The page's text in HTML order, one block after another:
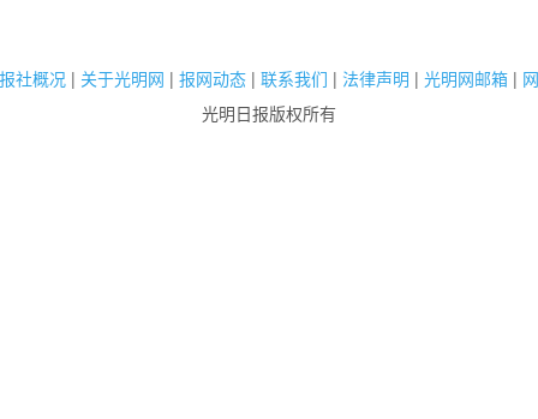
社概况 | 关于光明网 | 报网动态 | 联系我们 | 法律声明 | 光明网邮箱 |
光明日报版权所有